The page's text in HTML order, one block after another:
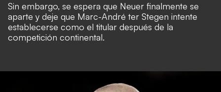
Sin embargo, se espera que Neuer finalmente se
aparte y deje que Marc-André ter Stegen intente
establecerse como el titular después de la
competición continental.